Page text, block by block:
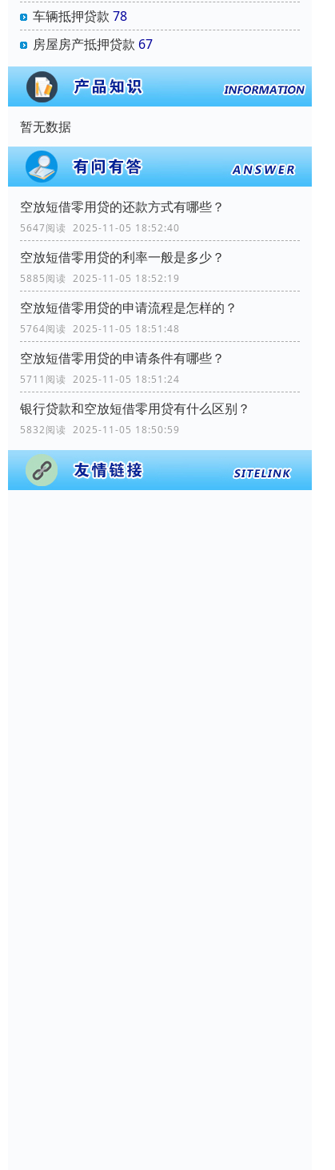
车辆抵押贷款 78
房屋房产抵押贷款 67
暂无数据
空放短借零用贷的还款方式有哪些？
5647阅读 2025-11-05 18:52:40
空放短借零用贷的利率一般是多少？
5885阅读 2025-11-05 18:52:19
空放短借零用贷的申请流程是怎样的？
5764阅读 2025-11-05 18:51:48
空放短借零用贷的申请条件有哪些？
5711阅读 2025-11-05 18:51:24
银行贷款和空放短借零用贷有什么区别？
5832阅读 2025-11-05 18:50:59